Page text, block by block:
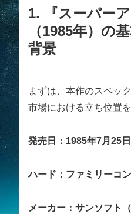
1. 『スーパー
（1985年）の
背景
まずは、本作のスペッ
市場における立ち位置
発売日：1985年7月25日
ハード：ファミリーコ
メーカー：サンソフト